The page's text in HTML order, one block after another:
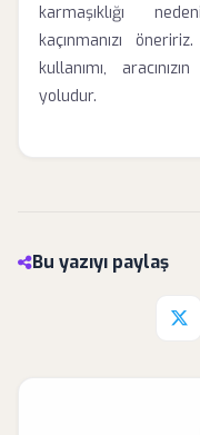
karmaşıklığı
kaçınmanızı
kullanımı,
yoludur.
Bu yazıyı paylaş